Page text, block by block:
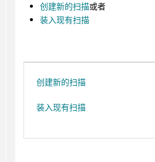
创建新的扫描或者
装入现有扫描
创建新的扫描
装入现有扫描